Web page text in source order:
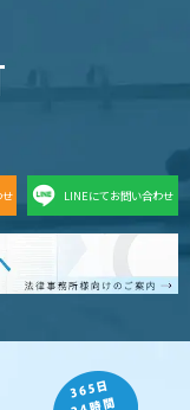
LINEにてお問い合わせ